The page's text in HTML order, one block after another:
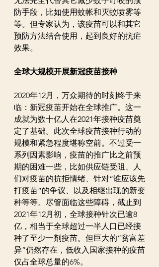
防手段，比如使用蚊帐和灭蚊喷雾等
等。但专家认为，该疫苗可以和其它
预防方法结合使用，起到良好的抗疟
效果。
全球大规模开展新冠疫苗接种
2020年12月，万众期待的时刻终于来
临：新冠疫苗开始在全球推广。这一
成就为数十亿人在2021年接种疫苗奠
定了基础。此次全球疫苗接种行动的
规模和紧急程度堪称空前。不过受一
系列因素影响，疫苗的推广比之前预
期的困难一些，比如供应链受阻、人
们对疫苗的抗拒情绪、针对“谁应该先
打疫苗”的争议、以及相继出现的新变
种等等。尽管面临这些障碍，截止到
2021年12月初，全球接种针次已逾8
亿，相当于全球超过一半人口已经接
种了至少一剂疫苗。但巨大的“贫富差
异”仍然存在，低收入国家接种的疫苗
仅占全球总量的6%。